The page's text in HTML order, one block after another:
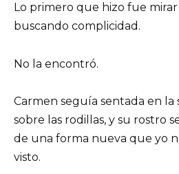
Lo primero que hizo fue
buscando complicidad.
No la encontró.
Carmen seguía sentada en la
sobre las rodillas, y su rostro
de una forma nueva que yo
visto.